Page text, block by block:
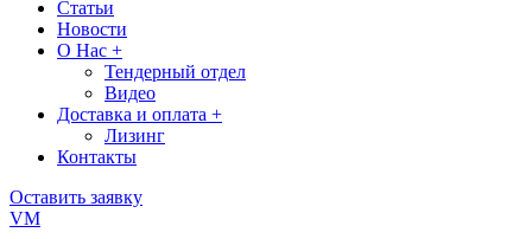
Статьи
Новости
О Нас +
Тендерный отдел
Видео
Доставка и оплата +
Лизинг
Контакты
Оставить заявку
VM